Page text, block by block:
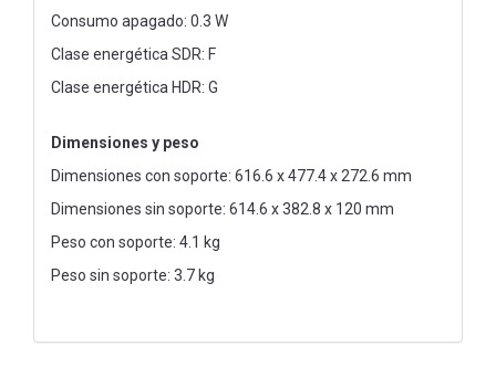
Consumo apagado: 0.3 W
Clase energética SDR: F
Clase energética HDR: G
Dimensiones y peso
Dimensiones con soporte: 616.6 x 477.4 x 272.6 mm
Dimensiones sin soporte: 614.6 x 382.8 x 120 mm
Peso con soporte: 4.1 kg
Peso sin soporte: 3.7 kg